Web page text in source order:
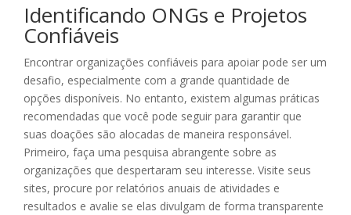
Identificando ONGs e Projetos
Confiáveis
Encontrar organizações confiáveis para apoiar pode ser um
desafio, especialmente com a grande quantidade de
opções disponíveis. No entanto, existem algumas práticas
recomendadas que você pode seguir para garantir que
suas doações são alocadas de maneira responsável.
Primeiro, faça uma pesquisa abrangente sobre as
organizações que despertaram seu interesse. Visite seus
sites, procure por relatórios anuais de atividades e
resultados e avalie se elas divulgam de forma transparente